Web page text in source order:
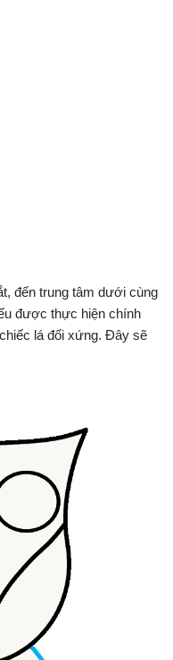
đến trung tâm dưới cùng
được thực hiện chính
lá đối xứng. Đây sẽ